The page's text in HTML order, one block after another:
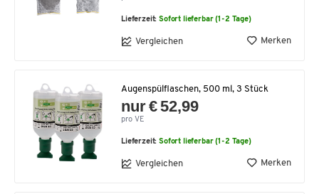
Lieferzeit:Sofort lieferbar (1-2 Tage)
Vergleichen Merken
Augenspülflaschen, 500 ml, 3 Stück
nur € 52,99
pro VE
Lieferzeit:Sofort lieferbar (1-2 Tage)
Vergleichen Merken